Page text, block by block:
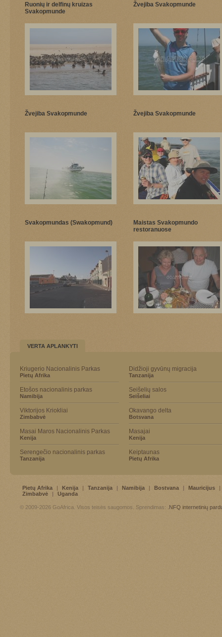
Ruonių ir delfinų kruizas
Svakopmunde
Žvejiba Svakopmunde
Žvejiba Svakopmunde Žvejiba Svakopmunde
Svakopmundas (Swakopmund)
Maistas Svakopmundo
restoranuose
VERTA APLANKYTI
Kriugerio Nacionalinis Parkas
Pietų Afrika
Etošos nacionalinis parkas
Namibija
Viktorijos Kriokliai
Zimbabvė
Masai Maros Nacionalinis Parkas
Kenija
Serengečio nacionalinis parkas
Tanzanija
Didžioji gyvūnų migracija
Tanzanija
Seišelių salos
Seišeliai
Okavango delta
Botsvana
Masajai
Kenija
Keiptaunas
Pietų Afrika
Pietų Afrika | Kenija | Tanzanija | Namibija | Bostvana | Mauricijus
|
Zimbabvė
| Uganda
© 2009-2026 GoAfrica. Visos teisės saugomos. Sprendimas: .NFQ internetinių